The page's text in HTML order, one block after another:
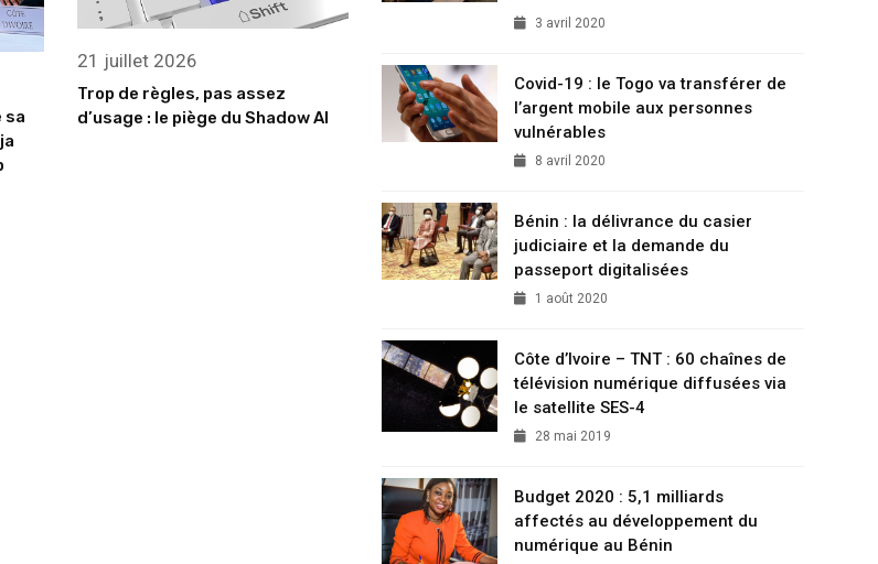
sa
21 juillet 2026
Trop de règles, pas assez
d’usage : le piège du Shadow AI
3 avril 2020
Covid-19 : le Togo va transférer de
l’argent mobile aux personnes
vulnérables
8 avril 2020
Bénin : la délivrance du casier
judiciaire et la demande du
passeport digitalisées
1 août 2020
Côte d’Ivoire – TNT : 60 chaînes de
télévision numérique diffusées via
le satellite SES-4
28 mai 2019
Budget 2020 : 5,1 milliards
affectés au développement du
numérique au Bénin